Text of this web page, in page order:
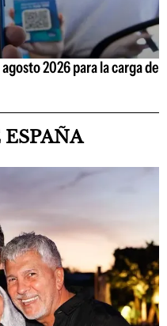
2026 para la carga de